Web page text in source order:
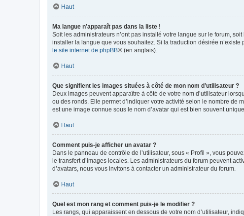
Haut
Ma langue n’apparaît pas dans la liste !
Soit les administrateurs n’ont pas installé votre langue sur le forum,
installer la langue que vous souhaitez. Si la traduction désirée
le site internet de phpBB® (en anglais).
Haut
Que signifient les images situées à côté de mon nom d’utilisateur ?
Deux images peuvent apparaître à côté de votre nom d’utilisateur
ou des ronds. Elle permet d’indiquer votre activité selon le nombre de
est une image connue sous le nom d’avatar qui est bien souvent
Haut
Comment puis-je afficher un avatar ?
Dans le panneau de contrôle de l’utilisateur, sous « Profil », vous
le transfert d’images locales. Les administrateurs du forum peuvent
d’avatars, nous vous invitons à contacter un administrateur du forum.
Haut
Quel est mon rang et comment puis-je le modifier ?
Les rangs, qui apparaissent en dessous de votre nom d’utilisateur,